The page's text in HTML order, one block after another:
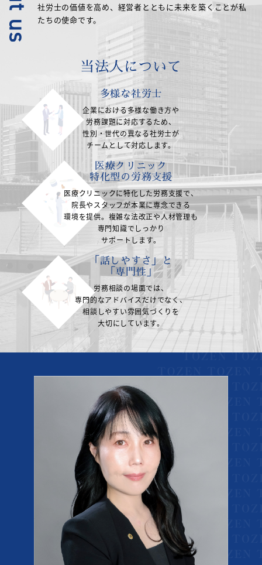
社労士の価値を高め、経営者とともに未来を築くことが私
たちの使命です。
当法人について
多様な社労士
企業における多様な働き方や
労務課題に対応するため、
性別・世代の異なる社労士が
チームとして対応します。
医療クリニック
特化型の労務支援
医療クリニックに特化した労務支援で、
院長やスタッフが本業に専念できる
環境を提供。複雑な法改正や人材管理も
専門知識でしっかり
サポートします。
「話しやすさ」と
「専門性」
労務相談の場面では、
専門的なアドバイスだけでなく、
相談しやすい雰囲気づくりを
大切にしています。